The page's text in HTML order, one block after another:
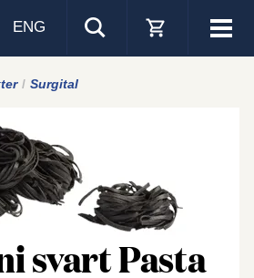
Visa
ENG
Surgital
svart Pasta